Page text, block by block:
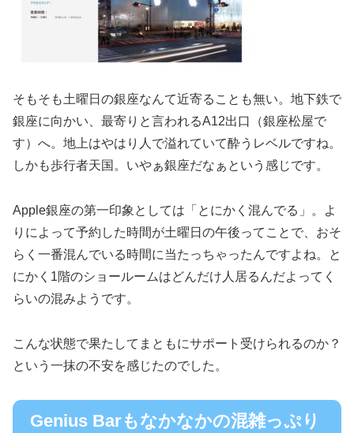
そもそも土曜日の銀座なんて近寄ることも無い。地下鉄で
銀座に向かい、最寄りと言われるA12出口（銀座松屋で
す）へ。地上はやはり人で溢れていて酔うレベルですね。
しかも歩行者天国。いやぁ銀座だなぁという感じです。
Apple銀座の第一印象としては「とにかく混んでる」。よ
りによって予約した時間が土曜日の午後ってことで、おそ
らく一番混んでいる時間に当たっちゃったんですよね。と
にかく1階のショールームはどんだけ人居るんだよってく
らいの混みようです。
こんな状態で果たしてまともにサポート受けられるのか？
という一抹の不安を感じたのでした。
Genius Barもなかなかの混雑っぷり